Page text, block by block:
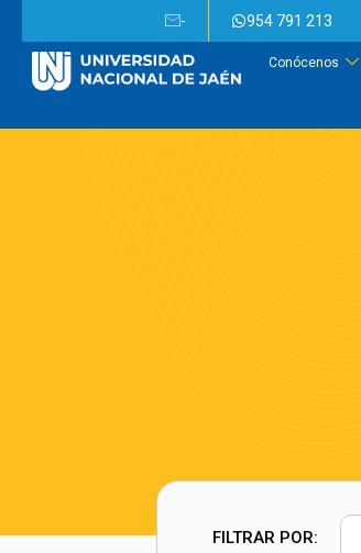
- 954 791 213
Conócenos
FILTRAR POR: